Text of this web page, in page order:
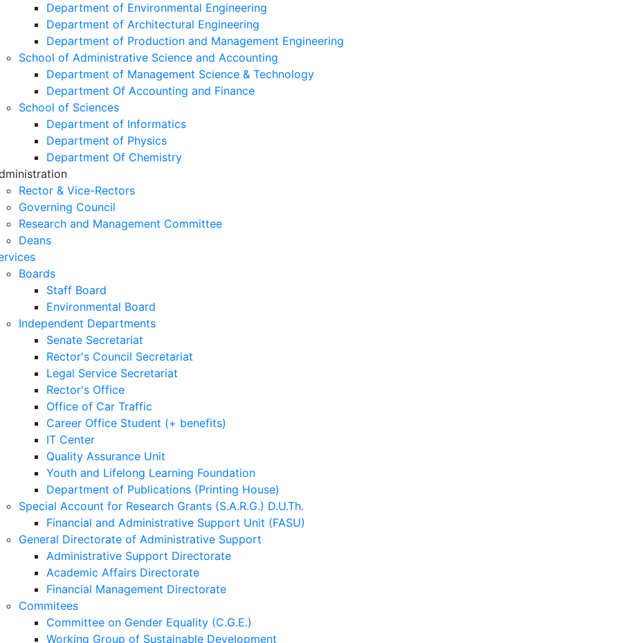
Department of Environmental Engineering
Department of Architectural Engineering
Department of Production and Management Engineering
School of Administrative Science and Accounting
Department of Management Science & Technology
Department Of Accounting and Finance
School of Sciences
Department of Informatics
Department of Physics
Department Of Chemistry
Rector & Vice-Rectors
Governing Council
Research and Management Committee
Deans
Boards
Staff Board
Environmental Board
Independent Departments
Senate Secretariat
Rector's Council Secretariat
Legal Service Secretariat
Rector's Office
Office of Car Traffic
Career Office Student (+ benefits)
IT Center
Quality Assurance Unit
Youth and Lifelong Learning Foundation
Department of Publications (Printing House)
Special Account for Research Grants (S.A.R.G.) D.U.Th.
Financial and Administrative Support Unit (FASU)
General Directorate of Administrative Support
Administrative Support Directorate
Academic Affairs Directorate
Financial Management Directorate
Commitees
Committee on Gender Equality (C.G.E.)
Working Group of Sustainable Development